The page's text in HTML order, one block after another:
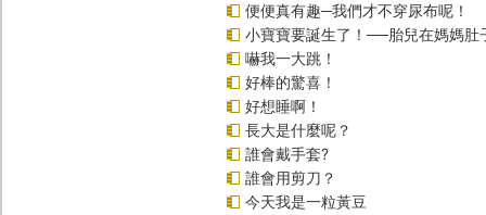
便便真有趣─我們才不穿尿布呢！
小寶寶要誕生了！──胎兒在媽媽肚
嚇我一大跳！
好棒的驚喜！
好想睡啊！
長大是什麼呢？
誰會戴手套?
誰會用剪刀？
今天我是一粒黃豆